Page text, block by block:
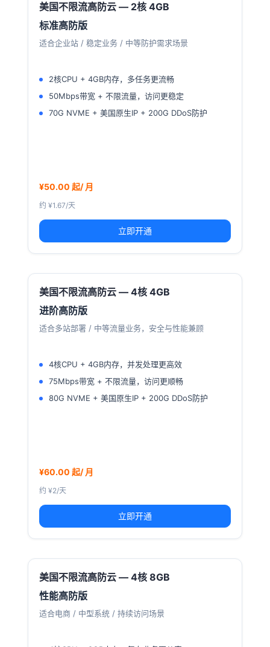
美国不限流高防云 — 2核 4GB
标准高防版
适合企业站 / 稳定业务 / 中等防护需求场景
2核CPU + 4GB内存，多任务更流畅
50Mbps带宽 + 不限流量，访问更稳定
70G NVME + 美国原生IP + 200G DDoS防护
¥50.00 起/ 月
约 ¥1.67/天
立即开通
美国不限流高防云 — 4核 4GB
进阶高防版
适合多站部署 / 中等流量业务，安全与性能兼顾
4核CPU + 4GB内存，并发处理更高效
75Mbps带宽 + 不限流量，访问更顺畅
80G NVME + 美国原生IP + 200G DDoS防护
¥60.00 起/ 月
约 ¥2/天
立即开通
美国不限流高防云 — 4核 8GB
性能高防版
适合电商 / 中型系统 / 持续访问场景